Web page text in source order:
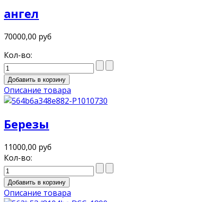
ангел
70000,00 руб
Кол-во:
Описание товара
Березы
11000,00 руб
Кол-во:
Описание товара